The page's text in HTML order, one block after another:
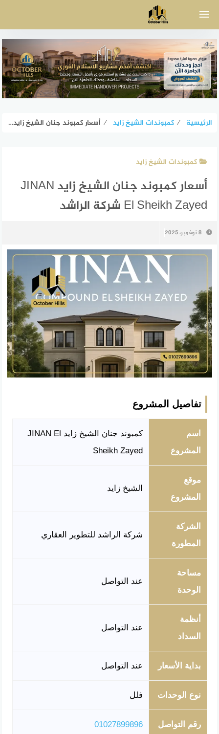
الرئيسية ⁄ كمبوندات الشيخ زايد ⁄ أسعار كمبوند جنان الشيخ زايد JINAN El Sheikh Zayed شركة الراشد
كمبوندات الشيخ زايد
أسعار كمبوند جنان الشيخ زايد JINAN
El Sheikh Zayed شركة الراشد
8 نوفمبر، 2025
تفاصيل المشروع
اسم
المشروع
كمبوند جنان الشيخ زايد JINAN El
Sheikh Zayed
موقع
المشروع
الشيخ زايد
الشركة
المطورة
شركة الراشد للتطوير العقاري
مساحة
الوحدة
عند التواصل
أنظمة
السداد
عند التواصل
بداية الأسعار عند التواصل
نوع الوحدات فلل
رقم التواصل 01027899896